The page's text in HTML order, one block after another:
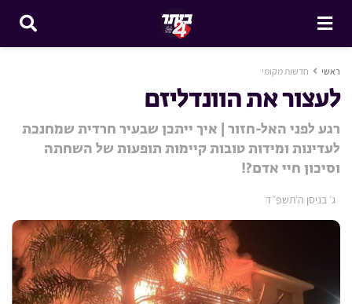
ראשי חדשות מקומי
לעצור את הוונדליזם
רגע לפני האל-חזור | איך ייתכן שבעיר חרדית שמחנכת
לעדינות ומידות טובות קיימות תופעות של השחתה
וסיכון חיי אדם?!
ג׳ בניסן ה׳תשפ״ד